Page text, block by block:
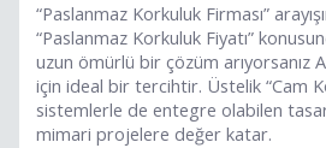
“Paslanmaz Korkuluk Firması”
“Paslanmaz Korkuluk Fiyatı”
uzun ömürlü bir çözüm arıyorsanız
için ideal bir tercihtir. Üstelik “Cam
sistemlerle de entegre olabilen
mimari projelere değer katar.